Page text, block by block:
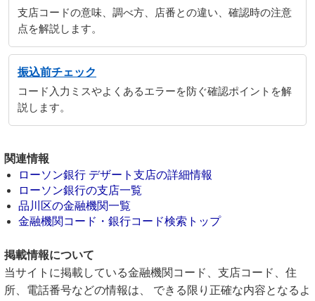
支店コードの意味、調べ方、店番との違い、確認時の注意
点を解説します。
振込前チェック
コード入力ミスやよくあるエラーを防ぐ確認ポイントを解
説します。
関連情報
ローソン銀行 デザート支店の詳細情報
ローソン銀行の支店一覧
品川区の金融機関一覧
金融機関コード・銀行コード検索トップ
掲載情報について
当サイトに掲載している金融機関コード、支店コード、住
所、電話番号などの情報は、 できる限り正確な内容となるよ